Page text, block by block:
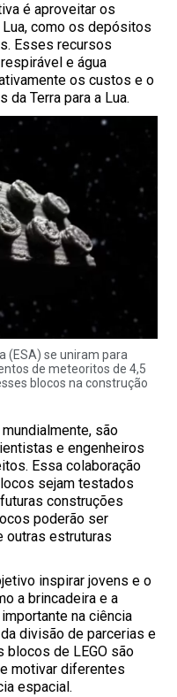
é aproveitar os
como os depósitos
Esses recursos
e água
os custos e o
Terra para a Lua.
(ESA) se uniram para
de meteoritos de 4,5
blocos na construção
são
e engenheiros
Essa colaboração
sejam testados
construções
poderão ser
outras estruturas
inspirar jovens e o
a brincadeira e a
na ciência
divisão de parcerias e
blocos de LEGO são
motivar diferentes
espacial.